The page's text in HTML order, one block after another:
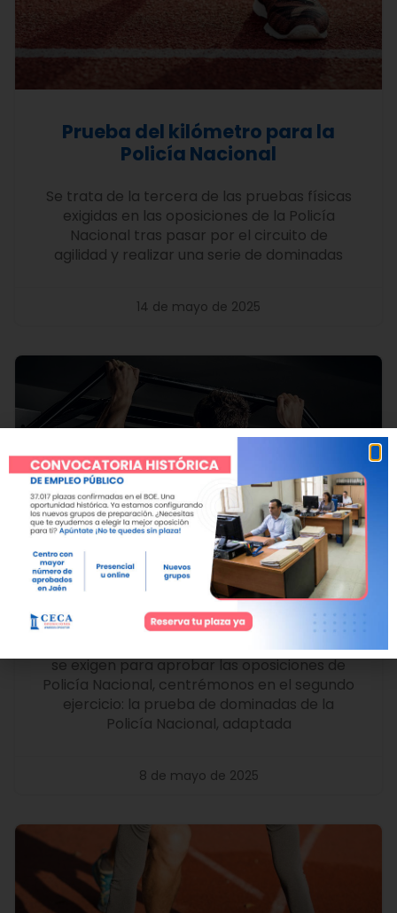
Prueba del kilómetro para la
Policía Nacional
Se trata de la tercera de las pruebas físicas
exigidas en las oposiciones de la Policía
Nacional tras pasar por el circuito de
agilidad y realizar una serie de dominadas
14 de mayo de 2025
Prueba de dominadas para la
Policía Nacional
Una vez consultadas las pruebas físicas que
se exigen para aprobar las oposiciones de
Policía Nacional, centrémonos en el segundo
ejercicio: la prueba de dominadas de la
Policía Nacional, adaptada
8 de mayo de 2025